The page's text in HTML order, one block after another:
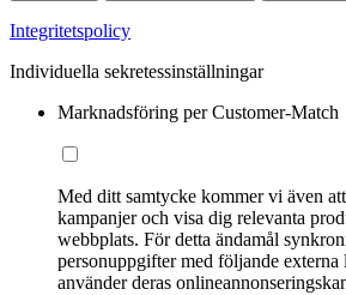
Integritetspolicy
Individuella sekretessinställningar
Marknadsföring per Customer-Match
Med ditt samtycke kommer vi även
kampanjer och visa dig relevanta
webbplats. För detta ändamål
personuppgifter med följande externa
använder deras